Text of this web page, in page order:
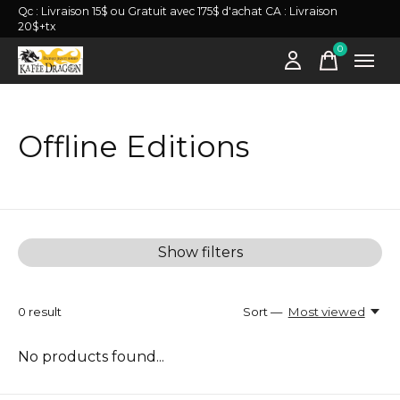
Qc : Livraison 15$ ou Gratuit avec 175$ d'achat CA : Livraison
20$+tx
0items
Offline Editions
Show filters
0 result Sort — Most viewed
No products found...